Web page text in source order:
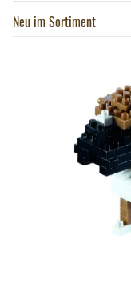
Neu im Sortiment